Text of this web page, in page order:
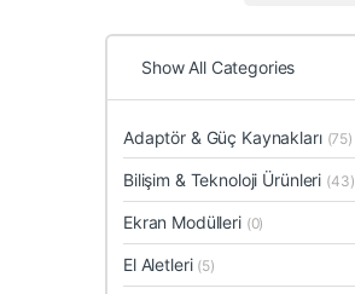
Show All Categories
Adaptör & Güç Kaynakları (75)
Bilişim & Teknoloji Ürünleri (43)
Ekran Modülleri (0)
El Aletleri (5)